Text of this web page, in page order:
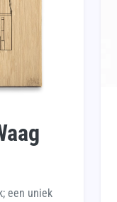
een uniek